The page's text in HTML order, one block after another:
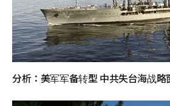
分析：美军军备转型 中共失台海战略